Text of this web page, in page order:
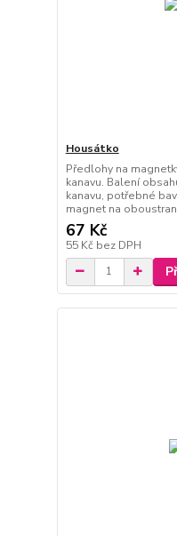
Housátko
Předlohy na
kanavu. Balení
kanavu, potřebné
magnet na
67 Kč
55 Kč bez DPH